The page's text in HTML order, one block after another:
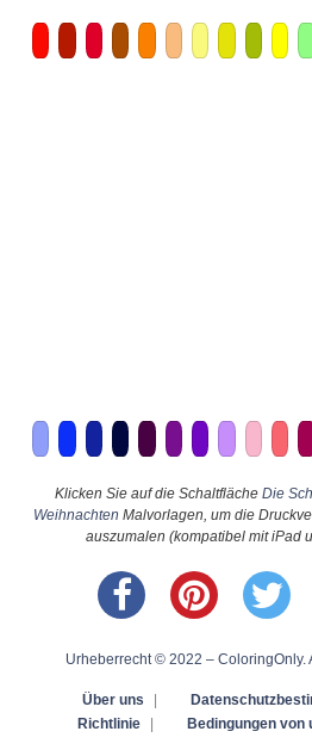
Klicken Sie auf die Schaltfläche Die
Weihnachten Malvorlagen, um die
auszumalen (kompatibel mit iPad
Urheberrecht © 2022 – ColoringOnly.
Über uns
Richtlinie
Bedingungen von